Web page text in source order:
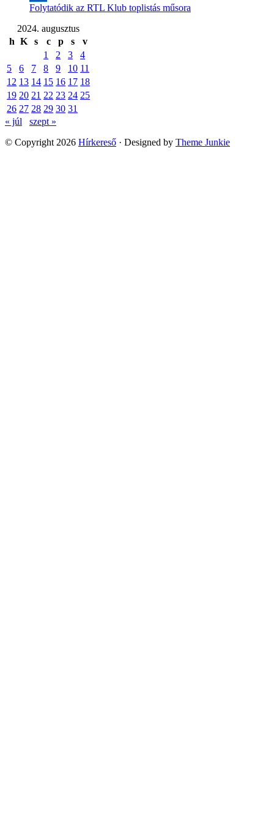
Folytatódik az RTL Klub toplistás műsora
2024. augusztus
h K s c p s
v
1
2 3
4
5
6 7 8 9 10 11
12 13 14 15 16 17 18
19 20 21 22 23 24 25
26 27 28 29 30 31
« júl
szept »
© Copyright 2026 Hírkereső · Designed by Theme Junkie